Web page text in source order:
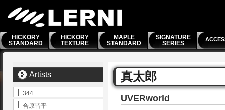
HICKORY
STANDARD
HICKORY
TEXTURE
MAPLE
STANDARD
SIGNATURE
SERIES
真太郎
UVERworld
Artists
344
合原晋平